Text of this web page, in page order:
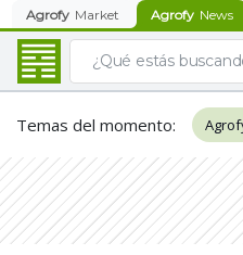
Agrofy Market Agrofy News
Temas del momento: